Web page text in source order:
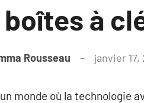
à
Rousseau janvier 17,
monde où la technologie